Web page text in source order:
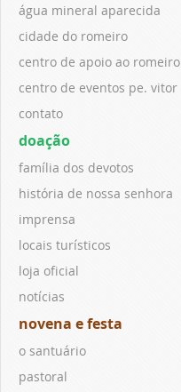
água mineral aparecida
cidade do romeiro
centro de apoio ao romeiro
centro de eventos pe. vitor
contato
doação
família dos devotos
história de nossa senhora
imprensa
locais turísticos
loja oficial
notícias
novena e festa
o santuário
pastoral